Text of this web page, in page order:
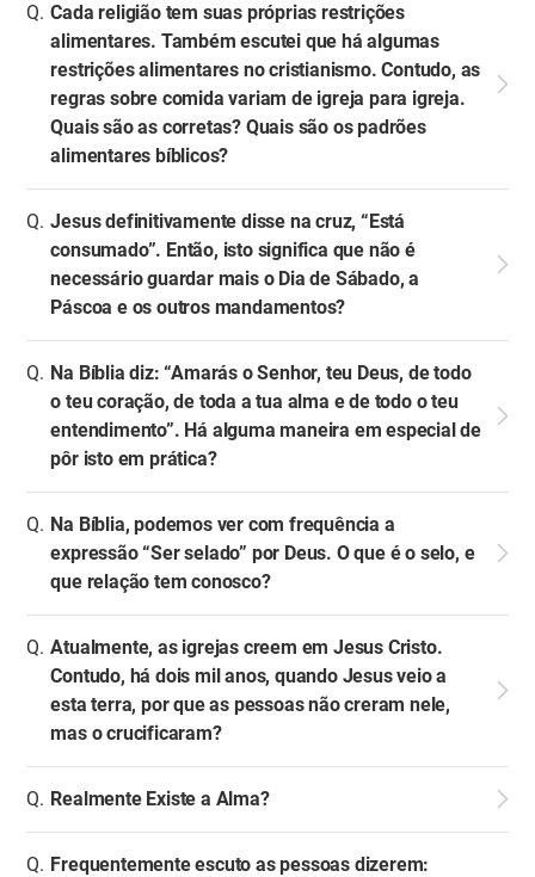
Cada religião tem suas próprias restrições
alimentares. Também escutei que há algumas
restrições alimentares no cristianismo. Contudo, as
regras sobre comida variam de igreja para igreja.
Quais são as corretas? Quais são os padrões
alimentares bíblicos?
Jesus definitivamente disse na cruz, “Está
consumado”. Então, isto significa que não é
necessário guardar mais o Dia de Sábado, a
Páscoa e os outros mandamentos?
Na Bíblia diz: “Amarás o Senhor, teu Deus, de todo
o teu coração, de toda a tua alma e de todo o teu
entendimento”. Há alguma maneira em especial de
pôr isto em prática?
Na Bíblia, podemos ver com frequência a
expressão “Ser selado” por Deus. O que é o selo, e
que relação tem conosco?
Atualmente, as igrejas creem em Jesus Cristo.
Contudo, há dois mil anos, quando Jesus veio a
esta terra, por que as pessoas não creram nele,
mas o crucificaram?
Realmente Existe a Alma?
Frequentemente escuto as pessoas dizerem: